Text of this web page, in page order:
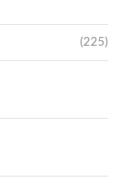
(225)